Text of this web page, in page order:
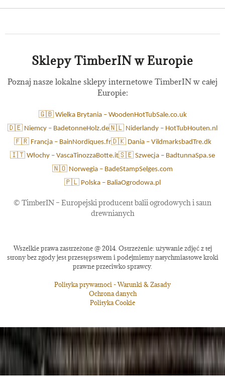
Sklepy TimberIN w Europie
Poznaj nasze lokalne sklepy internetowe TimberIN w całej
Europie:
🇬🇧 Wielka Brytania – WoodenHotTubSale.co.uk
🇩🇪 Niemcy – BadetonneHolz.de🇳🇱 Niderlandy – HotTubHouten.nl
🇫🇷 Francja – BainNordiques.fr🇩🇰 Dania – VildmarksbadTre.dk
🇮🇹 Włochy – VascaTinozzaBotte.it🇸🇪 Szwecja – BadtunnaSpa.se
🇳🇴 Norwegia – BadeStampSelges.com
🇵🇱 Polska – BaliaOgrodowa.pl
© TimberIN – Europejski producent balii ogrodowych i saun
drewnianych
Wszelkie prawa zastrzeżone @ 2014. Ostrzeżenie: używanie zdjęć z tej
strony bez zgody jest przestępstwem i podejmiemy natychmiastowe kroki
prawne przeciwko sprawcy.
Polityka prywatnoci - Warunki & Zasady
Ochrona danych
Polityka Cookie